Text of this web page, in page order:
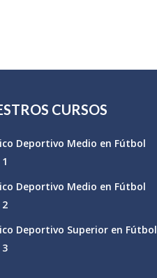
CURSOS
Deportivo Medio en Fútbol
Deportivo Medio en Fútbol
Deportivo Superior en Fútbol